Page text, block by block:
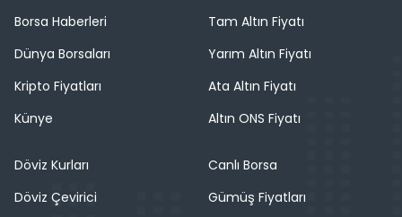
Borsa Haberleri
Dünya Borsaları
Kripto Fiyatları
Künye
Tam Altın Fiyatı
Yarım Altın Fiyatı
Ata Altın Fiyatı
Altın ONS Fiyatı
Döviz Kurları
Döviz Çevirici
Canlı Borsa
Gümüş Fiyatları